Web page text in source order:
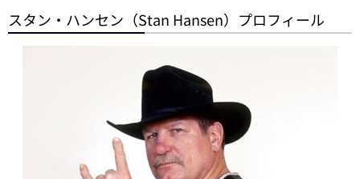
スタン・ハンセン（Stan Hansen）プロフィール